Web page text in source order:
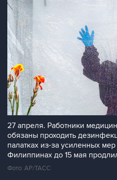
27 апреля. Работники
обязаны проходить
палатках из-за усиленных
Филиппинах до 15 мая
Фото: AP/ТАСС